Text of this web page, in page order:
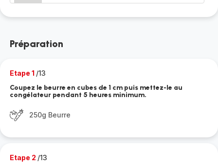
Préparation
Etape 1 /13
Coupez le beurre en cubes de 1 cm puis mettez-le au
congélateur pendant 5 heures minimum.
250g Beurre
Etape 2 /13